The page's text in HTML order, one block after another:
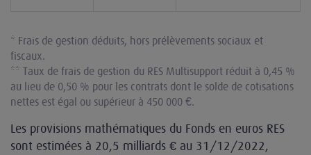
* Frais de gestion déduits, hors prélèvements sociaux et
fiscaux.
** Taux de frais de gestion du RES Multisupport réduit à 0,45 %
au lieu de 0,50 % pour les contrats dont le solde de cotisations
nettes est égal ou supérieur à 450 000 €.
Les provisions mathématiques du Fonds en euros RES
sont estimées à 20,5 milliards € au 31/12/2022,